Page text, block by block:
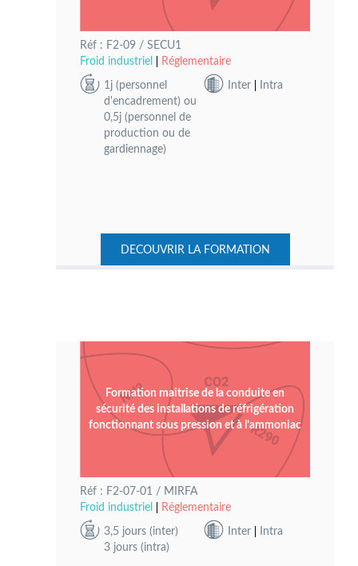
Réf : F2-09 / SECU1
Froid industriel
Réglementaire
1j (personnel
d'encadrement) ou
0,5j (personnel de
production ou de
gardiennage)
Inter Intra
DECOUVRIR LA FORMATION
Formation maitrise de la conduite en
sécurité des installations de réfrigération
fonctionnant sous pression et à l’ammoniac
Réf : F2-07-01 / MIRFA
Froid industriel
Réglementaire
3,5 jours (inter)
3 jours (intra)
Inter Intra